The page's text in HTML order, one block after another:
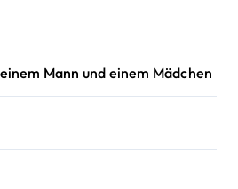
Mann und einem Mädchen